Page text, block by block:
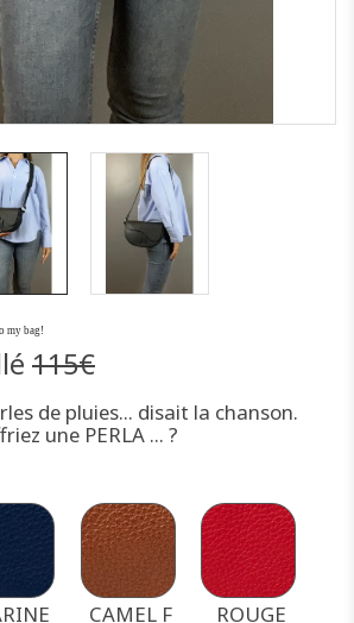
my bag!
115€
de pluies… disait la chanson.
une PERLA ... ?
CAMEL F ROUGE